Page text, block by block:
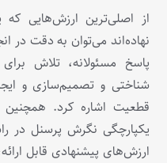
از اصلی‌ترین ارزش‌هایی که
نهاده‌اند می‌توان به دقت در
پاسخ مسئولانه، تلاش
شناختی و تصمیم‌سازی و
قطعیت اشاره کرد. همچنین
یکپارچگی نگرش پرسنل در
ارزش‌های پیشنهادی قابل